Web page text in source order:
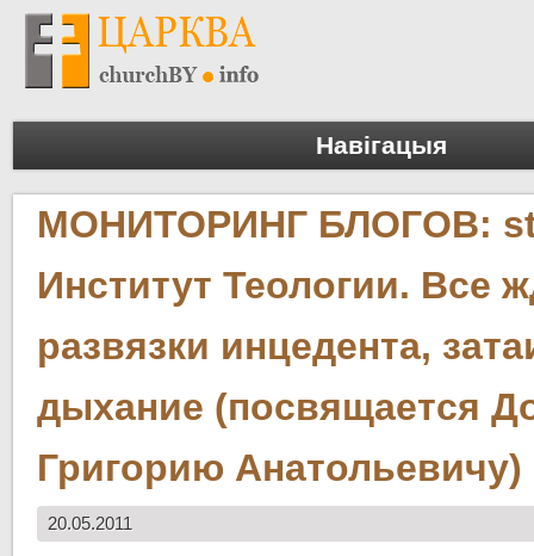
Навігацыя
МОНИТОРИНГ БЛОГОВ:
Институт Теологии. Все
развязки инцедента,
дыхание (посвящается
Григорию Анатольевичу)
20.05.2011